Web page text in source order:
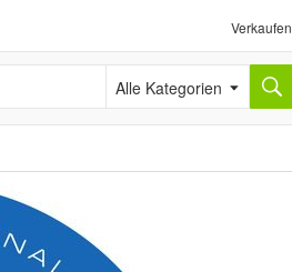
Verkaufen
Alle Kategorien